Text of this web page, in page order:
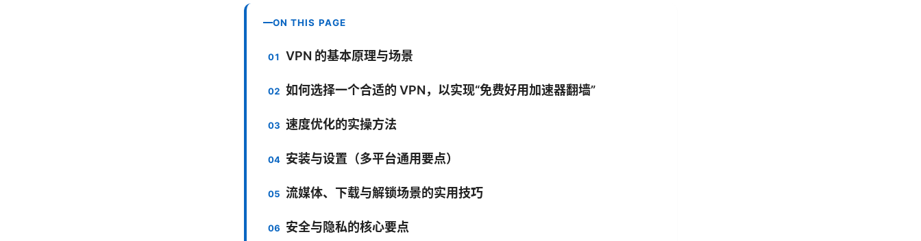
ON THIS PAGE
VPN 的基本原理与场景
如何选择一个合适的 VPN，以实现“免费好用加速器翻墙”
速度优化的实操方法
安装与设置（多平台通用要点）
流媒体、下载与解锁场景的实用技巧
安全与隐私的核心要点